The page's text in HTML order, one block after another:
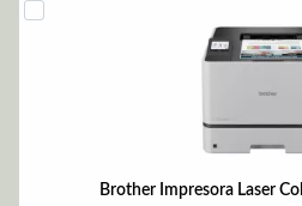
Brother Impresora Laser